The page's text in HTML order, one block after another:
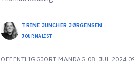
TRINE JUNCHER JØRGENSEN
JOURNALIST
OFFENTLIGGJORT MANDAG 08. JUL 2024